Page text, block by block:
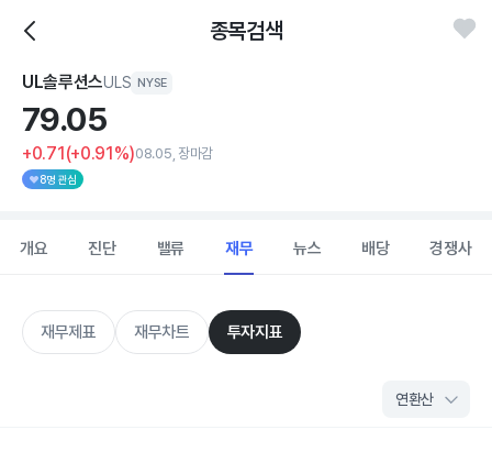
종목검색
UL솔루션스ULS NYSE
79.05
+0.71(+0.91%)08.05, 장마감
8명 관심
개요 진단 밸류 재무 뉴스 배당 경쟁사
재무제표 재무차트 투자지표